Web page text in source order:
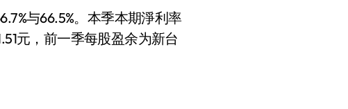
与66.5%。本季本期淨利率
元，前一季每股盈余为新台